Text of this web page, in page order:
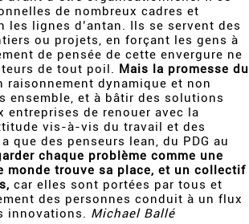
de nombreux cadres et
lignes d’antan. Ils se servent des
ou projets, en forçant les gens à
de pensée de cette envergure ne
de tout poil. Mais la promesse du
raisonnement dynamique et non
ensemble, et à bâtir des solutions
de renouer avec la
vis-à-vis du travail et des
que des penseurs lean, du PDG au
chaque problème comme une
monde trouve sa place, et un collectif
car elles sont portées par tous et
des personnes conduit à un flux
innovations. Michael Ballé